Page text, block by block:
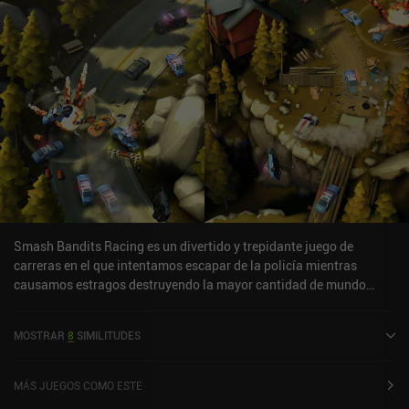
Smash Bandits Racing es un divertido y trepidante juego de
carreras en el que intentamos escapar de la policía mientras
causamos estragos destruyendo la mayor cantidad de mundo
coches de televisión, y en lugar de vernos obligados a conducir
podemos conducir en cualquier dirección y explorar libremente el
MOSTRAR 8 SIMILITUDES
MÁS JUEGOS COMO ESTE